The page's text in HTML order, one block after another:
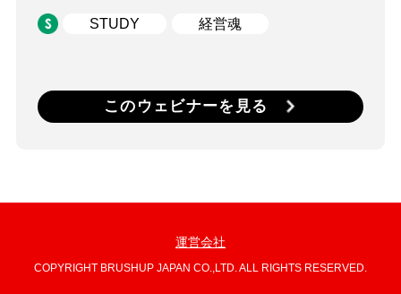
STUDY 経営魂
このウェビナーを見る
運営会社
COPYRIGHT BRUSHUP JAPAN CO.,LTD. ALL RIGHTS RESERVED.